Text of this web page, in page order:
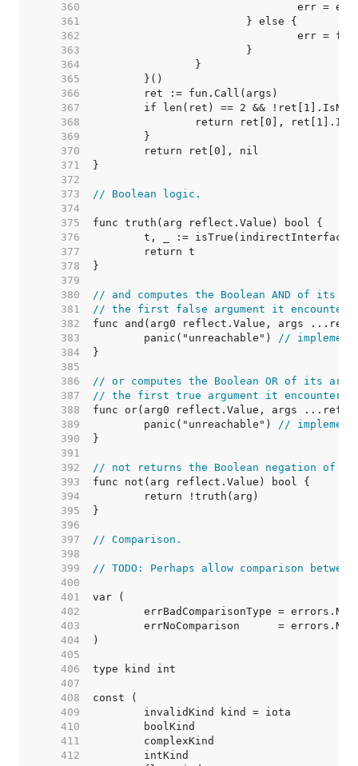
   360
   361
   362
   363
   364
   365
   366
   367
   368
   369
   370
   371
   372
   373
// Boolean logic.
   374
   375
   376
   377
   378
   379
   380
// and computes the Boolean AND of its
   381
// the first false argument it
   382
   383
	panic("unreachable")
//
   384
   385
   386
// or computes the Boolean OR of its
   387
// the first true argument it encounters,
   388
   389
	panic("unreachable")
//
   390
   391
   392
// not returns the Boolean negation of
   393
   394
   395
   396
   397
// Comparison.
   398
   399
// TODO: Perhaps allow comparison
   400
   401
   402
   403
   404
   405
   406
   407
   408
   409
   410
   411
   412